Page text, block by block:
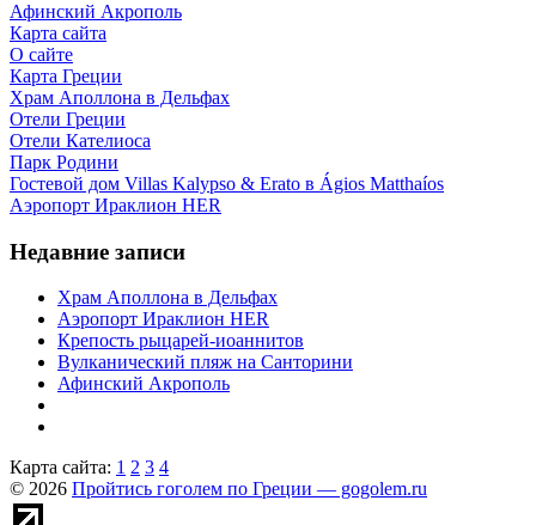
Афинский Акрополь
Карта сайта
О сайте
Карта Греции
Храм Аполлона в Дельфах
Отели Греции
Отели Кателиоса
Парк Родини
Гостевой дом Villas Kalypso & Erato в Ágios Matthaíos
Аэропорт Ираклион HER
Недавние записи
Храм Аполлона в Дельфах
Аэропорт Ираклион HER
Крепость рыцарей-иоаннитов
Вулканический пляж на Санторини
Афинский Акрополь
Карта сайта: 1 2 3 4
© 2026 Пройтись гоголем по Греции — gogolem.ru